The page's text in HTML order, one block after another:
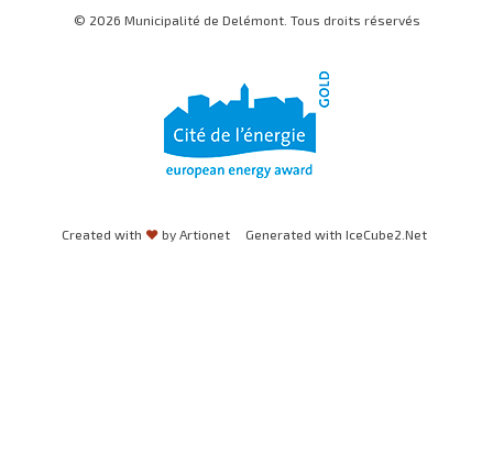
© 2026 Municipalité de Delémont. Tous droits réservés
Created with ♥by Artionet Generated with IceCube2.Net